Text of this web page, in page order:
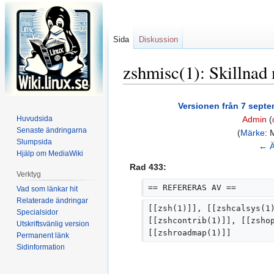
zshmisc(1): Skillnad
Versionen från 7
Admin (
e
Märke:
←
Rad 433:
== REFERERAS AV ==
[[zsh(1)]],
[[zshcontrib(1)]],
[[zshroadmap(1)]]
Sida Diskussion
Huvudsida
Senaste ändringarna
Slumpsida
Hjälp om MediaWiki
Verktyg
Vad som länkar hit
Relaterade ändringar
Specialsidor
Utskriftsvänlig version
Permanent länk
Sidinformation